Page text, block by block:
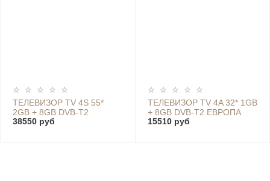
ТЕЛЕВИЗОР TV 4S 55*
2GB + 8GB DVB-T2
ЕВРОПА (2019) - L55M5-
38550 руб
ТЕЛЕВИЗОР TV 4A 32* 1GB
+ 8GB DVB-T2 ЕВРОПА
(2019)
15510 руб